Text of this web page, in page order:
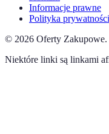
Informacje prawne
Polityka prywatności
© 2026 Oferty Zakupowe.
Niektóre linki są linkami